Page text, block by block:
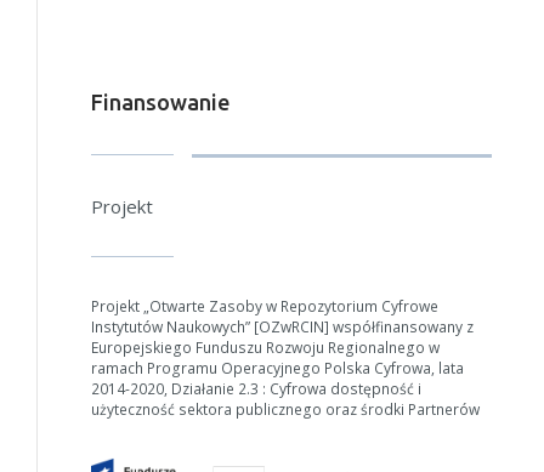
Finansowanie
Projekt
Projekt „Otwarte Zasoby w Repozytorium Cyfrowe
Instytutów Naukowych” [OZwRCIN] współfinansowany z
Europejskiego Funduszu Rozwoju Regionalnego w
ramach Programu Operacyjnego Polska Cyfrowa, lata
2014-2020, Działanie 2.3 : Cyfrowa dostępność i
użyteczność sektora publicznego oraz środki Partnerów